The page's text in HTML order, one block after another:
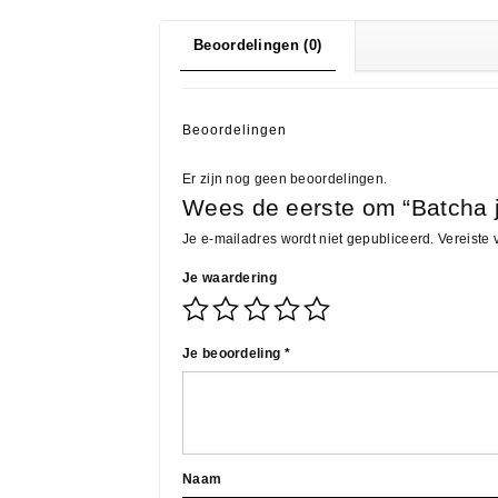
Beoordelingen (0)
Beoordelingen
Er zijn nog geen beoordelingen.
Wees de eerste om
Je e-mailadres wordt niet gepubliceerd. Vereiste
Je waardering
Je beoordeling *
Naam